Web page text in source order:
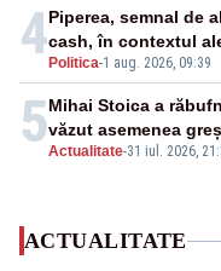
4 Politica-1 aug. 2026, 09:39
Piperea, semnal de
cash, în contextul
5Actualitate-31 iul. 2026,
Mihai Stoica a
văzut asemenea
ACTUALITATE